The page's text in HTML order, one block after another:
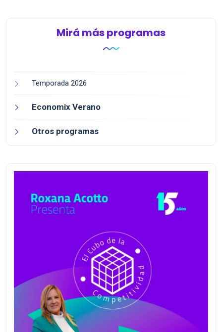
Mirá más programas
Temporada 2026
Economix Verano
Otros programas